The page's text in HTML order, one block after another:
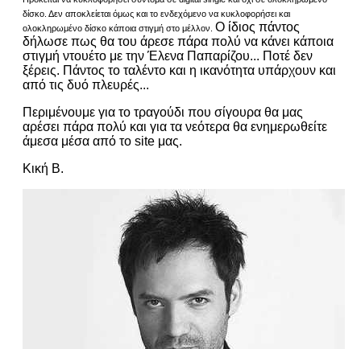
δίσκο. Δεν αποκλείεται όμως και το ενδεχόμενο να κυκλοφορήσει και
ολοκληρωμένο δίσκο κάποια στιγμή στο μέλλον. Ο ίδιος πάντος
δήλωσε πως θα του άρεσε πάρα πολύ να κάνει κάποια
στιγμή ντουέτο με την Έλενα Παπαρίζου... Ποτέ δεν
ξέρεις. Πάντος το ταλέντο και η ικανότητα υπάρχουν και
από τις δυό πλευρές...
Περιμένουμε για το τραγούδι που σίγουρα θα μας
αρέσει πάρα πολύ και για τα νεότερα θα ενημερωθείτε
άμεσα μέσα από το site μας.
Κική Β.